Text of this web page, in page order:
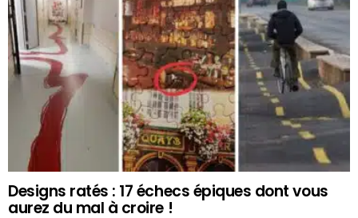
Designs ratés : 17 échecs épiques dont vous
aurez du mal à croire !